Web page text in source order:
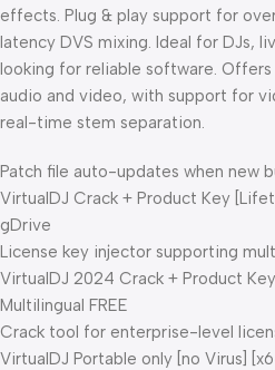
effects. Plug & play support for
latency DVS mixing. Ideal for DJs,
looking for reliable software.
audio and video, with support for
real-time stem separation.
Patch file auto-updates when new
VirtualDJ Crack + Product Key
gDrive
License key injector supporting
VirtualDJ 2024 Crack + Product
Multilingual FREE
Crack tool for enterprise-level
VirtualDJ Portable only [no Virus]